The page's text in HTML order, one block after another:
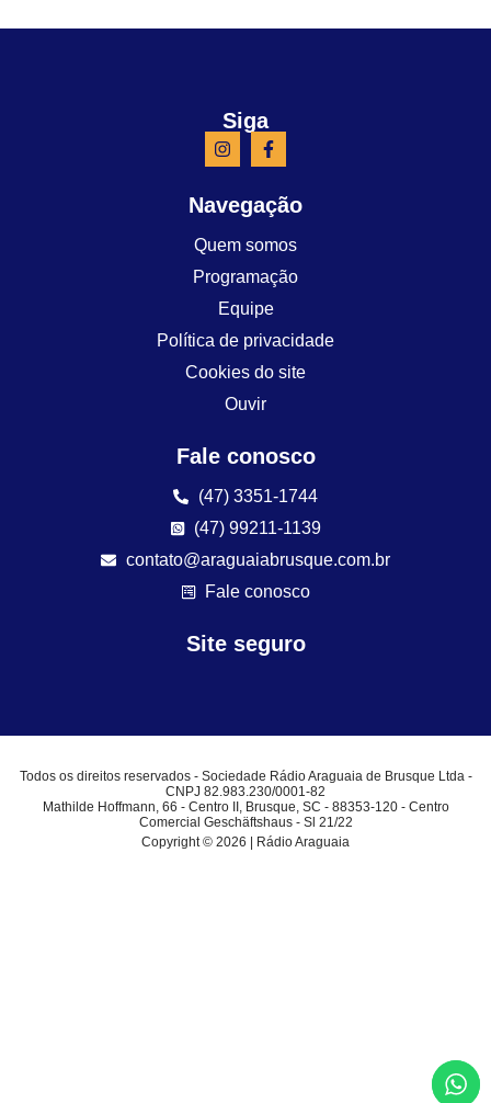
Siga
Navegação
Quem somos
Programação
Equipe
Política de privacidade
Cookies do site
Ouvir
Fale conosco
(47) 3351-1744
(47) 99211-1139
contato@araguaiabrusque.com.br
Fale conosco
Site seguro
Todos os direitos reservados - Sociedade Rádio Araguaia de Brusque Ltda -
CNPJ 82.983.230/0001-82
Mathilde Hoffmann, 66 - Centro II, Brusque, SC - 88353-120 - Centro
Comercial Geschäftshaus - Sl 21/22
Copyright © 2026 | Rádio Araguaia